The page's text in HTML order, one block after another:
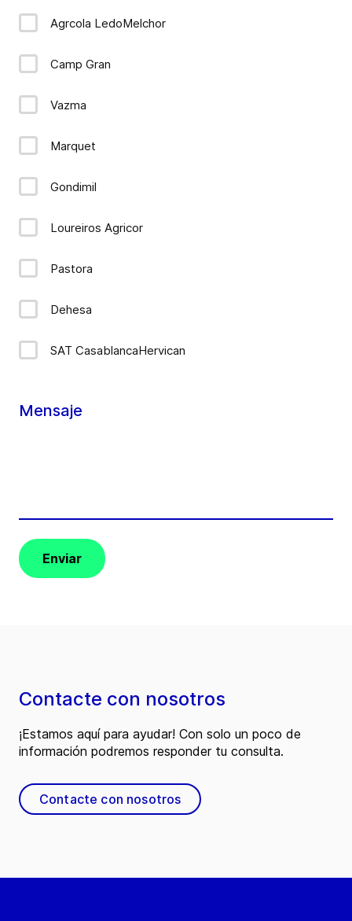
Agrcola LedoMelchor
Camp Gran
Vazma
Marquet
Gondimil
Loureiros Agricor
Pastora
Dehesa
SAT CasablancaHervican
Mensaje
Enviar
Contacte con nosotros
¡Estamos aquí para ayudar! Con solo un poco de
información podremos responder tu consulta.
Contacte con nosotros